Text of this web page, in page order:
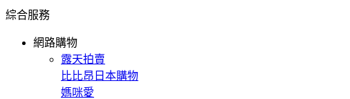
綜合服務
網路購物
露天拍賣
比比昂日本購物
媽咪愛